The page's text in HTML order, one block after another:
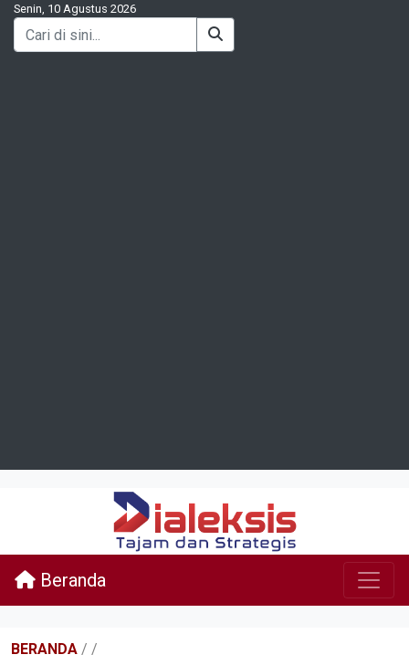
Senin, 10 Agustus 2026
Beranda
BERANDA / /